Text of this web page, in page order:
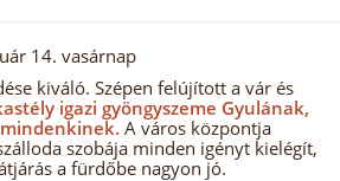
14. vasárnap
kiváló. Szépen felújított a vár és
igazi gyöngyszeme Gyulának,
A város központja
szobája minden igényt kielégít,
a fürdőbe nagyon jó.